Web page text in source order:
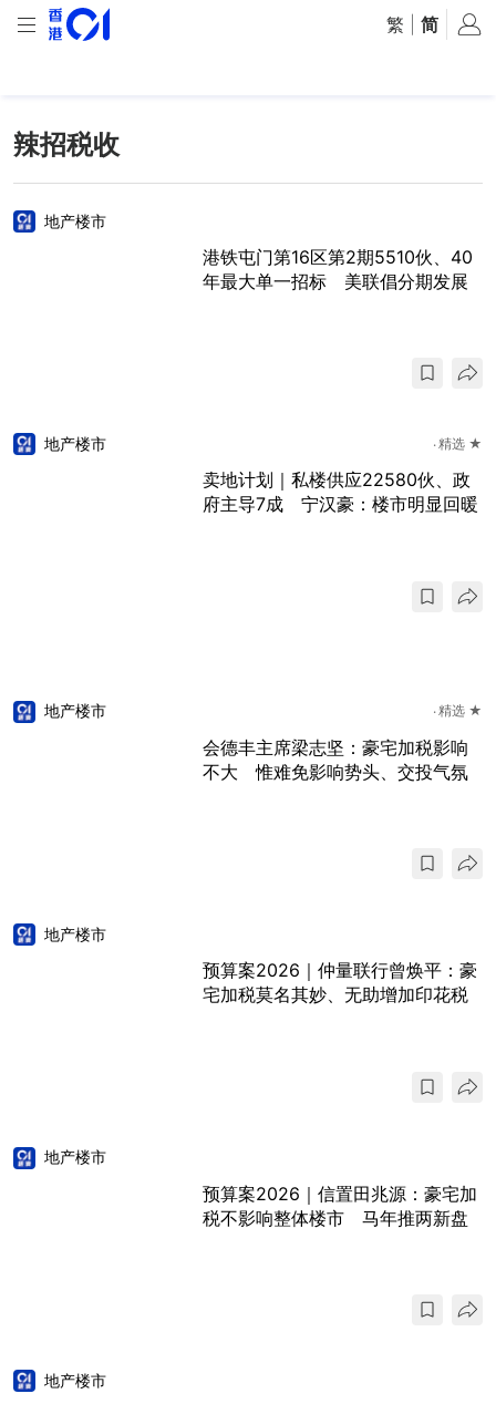
繁 简
辣招税收
地产楼市
港铁屯门第16区第2期5510伙、40
年最大单一招标 美联倡分期发展
地产楼市 精选 ★
卖地计划｜私楼供应22580伙、政
府主导7成 宁汉豪：楼市明显回暖
地产楼市 精选 ★
会德丰主席梁志坚：豪宅加税影响
不大 惟难免影响势头、交投气氛
地产楼市
预算案2026｜仲量联行曾焕平：豪
宅加税莫名其妙、无助增加印花税
地产楼市
预算案2026｜信置田兆源：豪宅加
税不影响整体楼市 马年推两新盘
地产楼市